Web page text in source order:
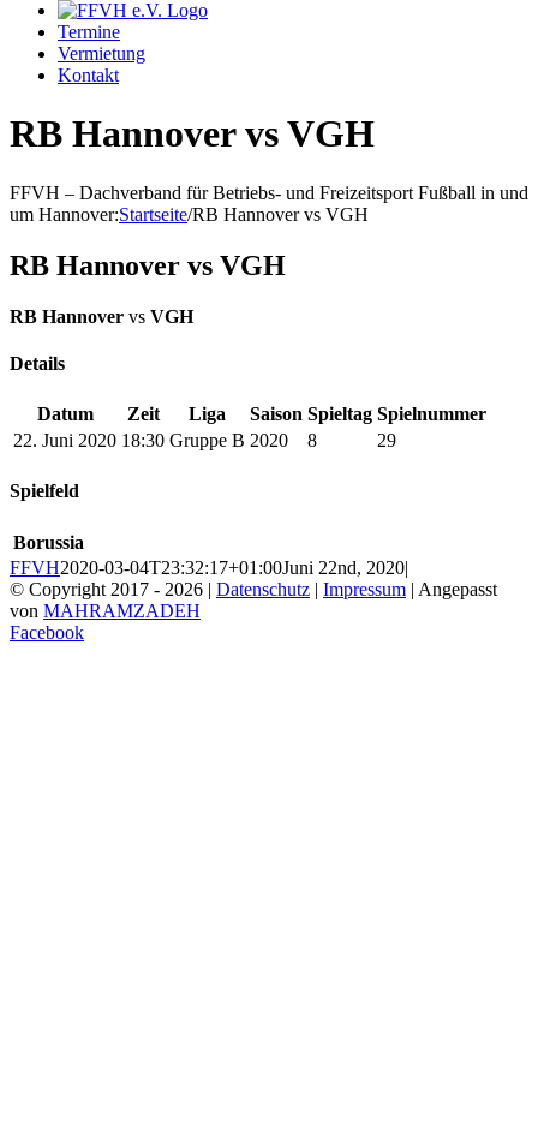
Termine
Vermietung
Kontakt
RB Hannover vs VGH
FFVH – Dachverband für Betriebs- und Freizeitsport Fußball in und
um Hannover:Startseite/RB Hannover vs VGH
RB Hannover vs VGH
RB Hannover vs VGH
Details
Datum Zeit Liga Saison Spieltag Spielnummer
22. Juni 2020 18:30 Gruppe B 2020 8 29
Spielfeld
Borussia
FFVH2020-03-04T23:32:17+01:00Juni 22nd, 2020|
© Copyright 2017 - 2026 | Datenschutz | Impressum | Angepasst
von MAHRAMZADEH
Facebook